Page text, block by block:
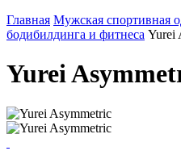
Главная Мужская спортивная
бодибилдинга и фитнеса Yurei
Yurei